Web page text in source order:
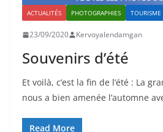
ACTUALITÉS PHOTOGRAPHIES TOURISME
23/09/2020 Kervoyalendamgan
Souvenirs d’été
Et voilà, c’est la fin de l’été : La
nous a bien amenée l’automne
Read More